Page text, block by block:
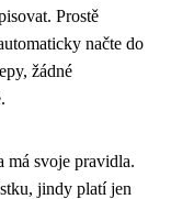
Prostě
načte do
žádné
má svoje pravidla.
jindy platí jen